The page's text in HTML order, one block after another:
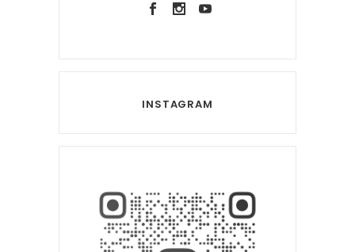
INSTAGRAM